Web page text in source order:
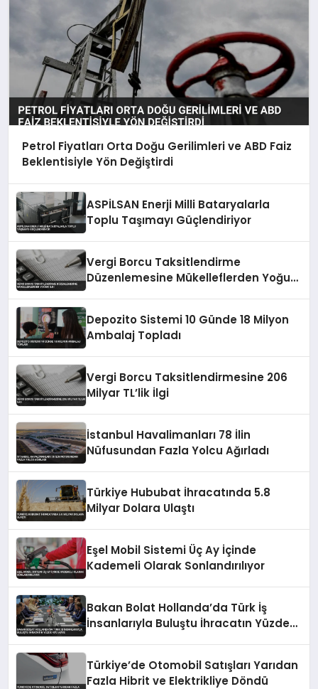
Petrol Fiyatları Orta Doğu Gerilimleri ve ABD Faiz
Beklentisiyle Yön Değiştirdi
ASPİLSAN Enerji Milli Bataryalarla
Toplu Taşımayı Güçlendiriyor
Vergi Borcu Taksitlendirme
Düzenlemesine Mükelleflerden Yoğun
Depozito Sistemi 10 Günde 18 Milyon
Ambalaj Topladı
Vergi Borcu Taksitlendirmesine 206
Milyar TL’lik İlgi
İstanbul Havalimanları 78 İlin
Nüfusundan Fazla Yolcu Ağırladı
Türkiye Hububat İhracatında 5.8
Milyar Dolara Ulaştı
Eşel Mobil Sistemi Üç Ay İçinde
Kademeli Olarak Sonlandırılıyor
Bakan Bolat Hollanda’da Türk İş
İnsanlarıyla Buluştu İhracatın Yüzde
Türkiye’de Otomobil Satışları Yarıdan
Fazla Hibrit ve Elektrikliye Döndü